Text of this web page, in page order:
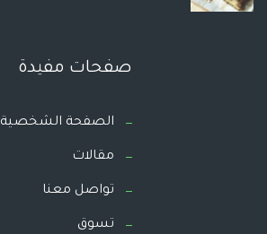
صفحات مفيدة
الصفحة الشخصية
مقالات
تواصل معنا
تسوق